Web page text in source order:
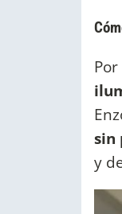
sin
y